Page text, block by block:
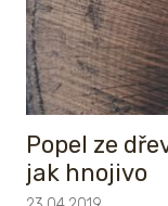
Popel ze
jak hnojivo